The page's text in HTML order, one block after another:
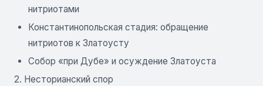
нитриотами
Константинопольская стадия: обращение
нитриотов к Златоусту
Собор «при Дубе» и осуждение Златоуста
2. Несторианский спор